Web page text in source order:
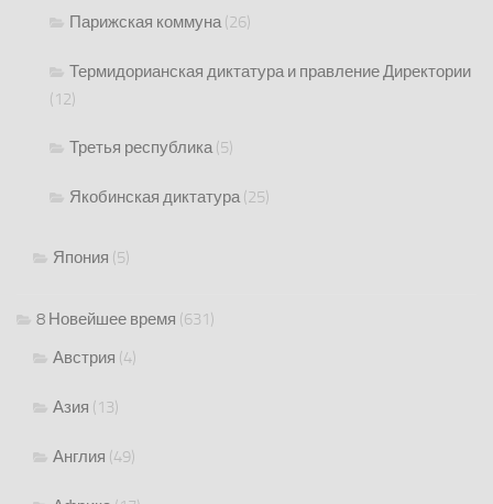
Парижская коммуна (26)
Термидорианская диктатура и правление Директории
(12)
Третья республика (5)
Якобинская диктатура (25)
Япония (5)
8 Новейшее время (631)
Австрия (4)
Азия (13)
Англия (49)